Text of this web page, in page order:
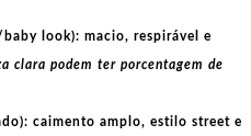
baby look): macio, respirável e
clara podem ter porcentagem de
caimento amplo, estilo street e